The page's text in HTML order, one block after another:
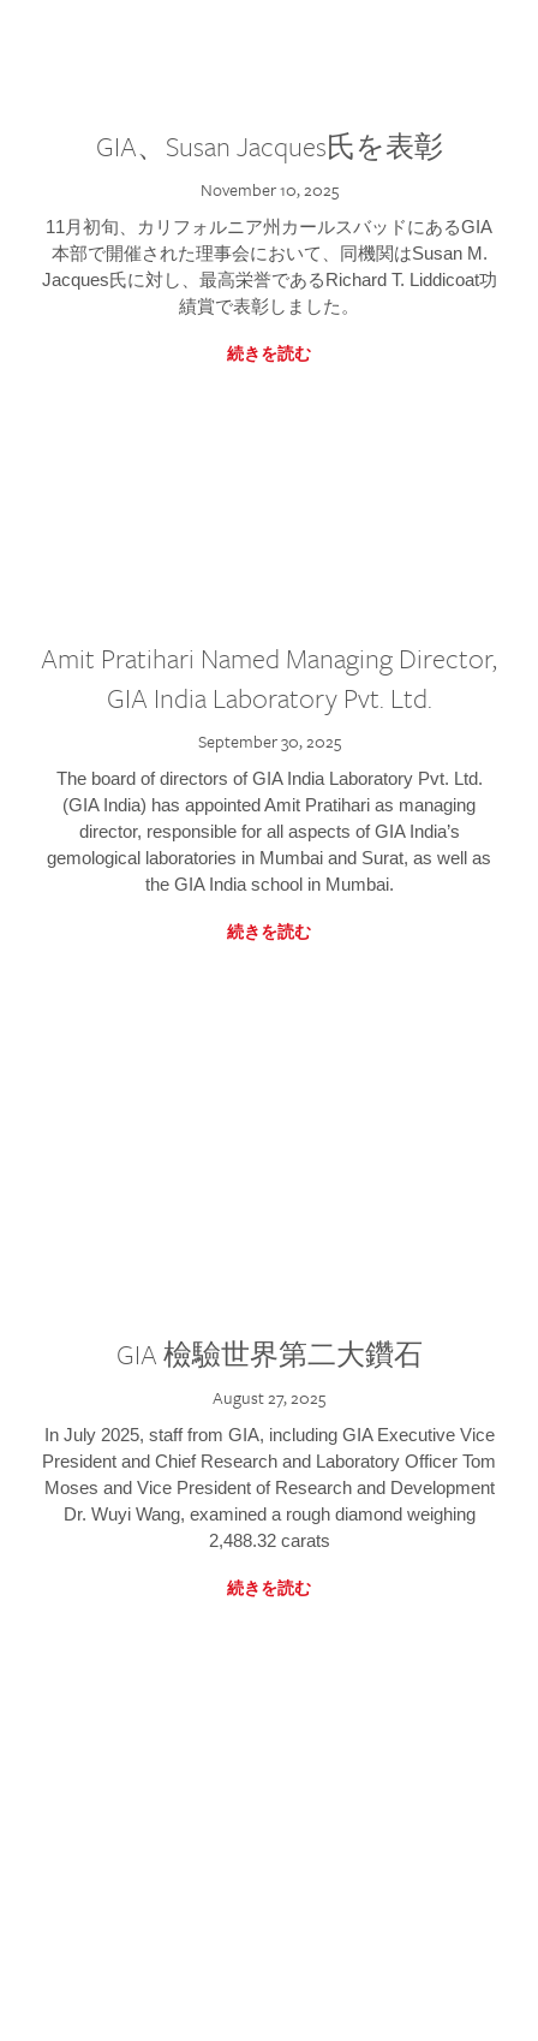
GIA、Susan Jacques氏を表彰
November 10, 2025
11月初旬、カリフォルニア州カールスバッドにあるGIA
本部で開催された理事会において、同機関はSusan M.
Jacques氏に対し、最高栄誉であるRichard T. Liddicoat功
績賞で表彰しました。
続きを読む
Amit Pratihari Named Managing Director,
GIA India Laboratory Pvt. Ltd.
September 30, 2025
The board of directors of GIA India Laboratory Pvt. Ltd.
(GIA India) has appointed Amit Pratihari as managing
director, responsible for all aspects of GIA India’s
gemological laboratories in Mumbai and Surat, as well as
the GIA India school in Mumbai.
続きを読む
GIA 檢驗世界第二大鑽石
August 27, 2025
In July 2025, staff from GIA, including GIA Executive Vice
President and Chief Research and Laboratory Officer Tom
Moses and Vice President of Research and Development
Dr. Wuyi Wang, examined a rough diamond weighing
2,488.32 carats
続きを読む